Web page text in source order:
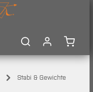
Stabi & Gewichte